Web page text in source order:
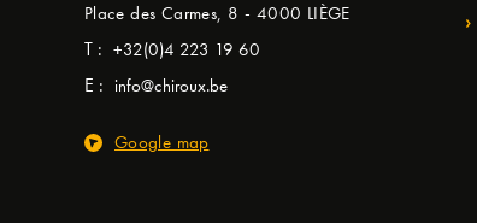
Place des Carmes, 8 - 4000 LIÈGE
T : +32(0)4 223 19 60
E : info@chiroux.be
Google map